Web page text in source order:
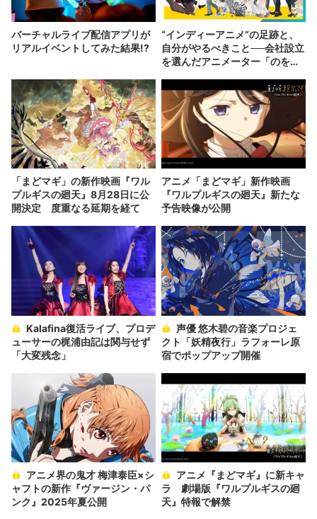
バーチャルライブ配信アプリが
リアルイベントしてみた結果!?
“インディーアニメ“の足跡と、
自分がやるべきこと──会社設立
を選んだアニメーター「のを
「まどマギ」の新作映画『ワル
プルギスの廻天』8月28日に公
開決定 度重なる延期を経て
アニメ「まどマギ」新作映画
『ワルプルギスの廻天』新たな
予告映像が公開
ューサーの梶浦由記は関与せず
「大変残念」
クト「妖精夜行」ラフォーレ原
宿でポップアップ開催
ャフトの新作『ヴァージン・パ
ンク』2025年夏公開
ラ 劇場版『ワルプルギスの廻
天』特報で解禁